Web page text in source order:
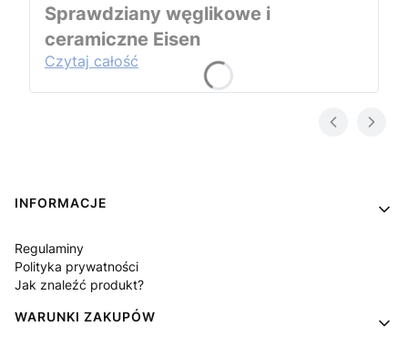
Sprawdziany węglikowe i
ceramiczne Eisen
Czytaj całość
Linki w stopce
INFORMACJE
Regulaminy
Polityka prywatności
Jak znaleźć produkt?
WARUNKI ZAKUPÓW